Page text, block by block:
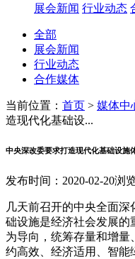
展会新闻 行业动态
全部
展会新闻
行业动态
合作媒体
当前位置： 首页 > 媒体中
造现代化基础设...
中央深改委要求打造现代化基础设施
发布时间：2020-02-20浏
几天前召开的中央全面
础设施是经济社会发展的
为导向，统筹存量和增
约高效、经济适用、智能